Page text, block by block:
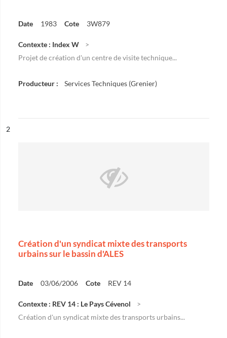
Date 1983 Cote 3W879
Contexte : Index W
Projet de création d'un centre de visite technique...
Producteur : Services Techniques (Grenier)
n°
2
Création d'un syndicat mixte des transports
urbains sur le bassin d'ALES
Date 03/06/2006 Cote REV 14
Contexte : REV 14 : Le Pays Cévenol
Création d'un syndicat mixte des transports urbains...